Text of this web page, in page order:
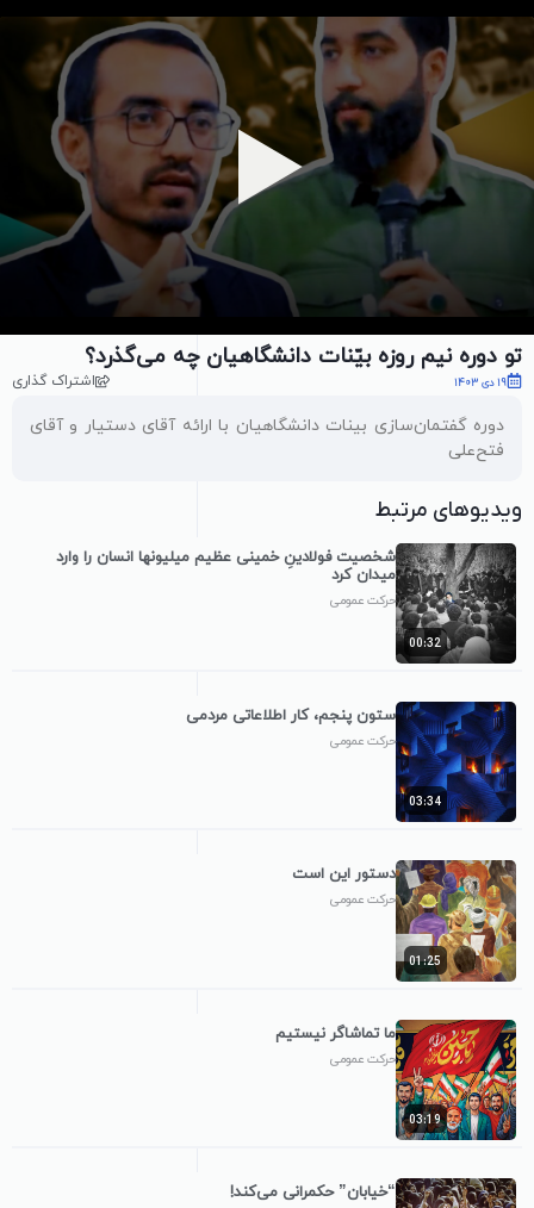
پخش ویدیو
تو دوره نیم روزه بیّنات دانشگاهیان چه می‌گذرد؟
19 دی 1403 اشتراک گذاری
دوره گفتمان‌سازی بینات دانشگاهیان با ارائه آقای دستیار و آقای
فتح‌علی
ویدیوهای مرتبط
00:32
شخصیت فولادینِ خمینی عظیم میلیونها انسان را وارد
میدان کرد
حرکت عمومی
03:34
ستون پنجم، کار اطلاعاتی مردمی
حرکت عمومی
01:25
دستور این است
حرکت عمومی
03:19
ما تماشاگر نیستیم
حرکت عمومی
“خیابان” حکمرانی می‌کند!